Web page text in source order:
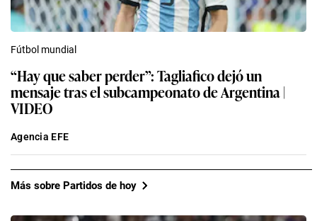
Fútbol mundial
“Hay que saber perder”: Tagliafico dejó un
mensaje tras el subcampeonato de Argentina |
VIDEO
Agencia EFE
Más sobre Partidos de hoy